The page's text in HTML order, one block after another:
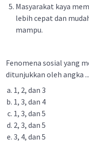
Masyarakat kaya
lebih cepat dan
mampu.
Fenomena sosial yang
ditunjukkan oleh angka ...
1, 2, dan 3
1, 3, dan 4
1, 3, dan 5
2, 3, dan 5
3, 4, dan 5